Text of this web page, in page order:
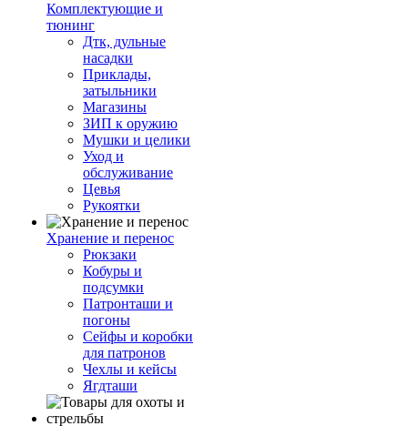
Комплектующие и
тюнинг
Дтк, дульные
насадки
Приклады,
затыльники
Магазины
ЗИП к оружию
Мушки и целики
Уход и
обслуживание
Цевья
Рукоятки
Хранение и перенос
Рюкзаки
Кобуры и
подсумки
Патронташи и
погоны
Сейфы и коробки
для патронов
Чехлы и кейсы
Ягдташи